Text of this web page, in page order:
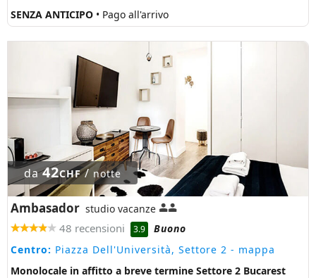
SENZA ANTICIPO • Pago all'arrivo
da42CHF/notte
Ambasador studio vacanze
48 recensioni 3.9
Buono
Centro: Piazza Dell'Università, Settore 2 - mappa
Monolocale in affitto a breve termine Settore 2 Bucarest